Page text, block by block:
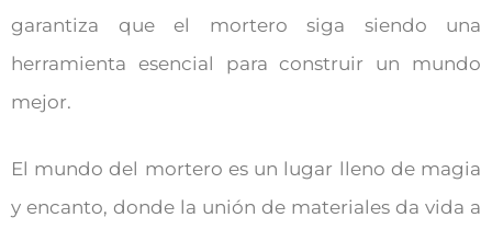
garantiza que el mortero siga siendo una
herramienta esencial para construir un mundo
mejor.
El mundo del mortero es un lugar lleno de magia
y encanto, donde la unión de materiales da vida a